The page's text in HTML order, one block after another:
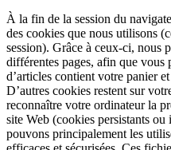
À la fin de la session du
des cookies que nous utilisons
session). Grâce à ceux-ci, nous
différentes pages, afin que
d’articles contient votre panier
D’autres cookies restent sur
reconnaître votre ordinateur la
site Web (cookies persistants
pouvons principalement les